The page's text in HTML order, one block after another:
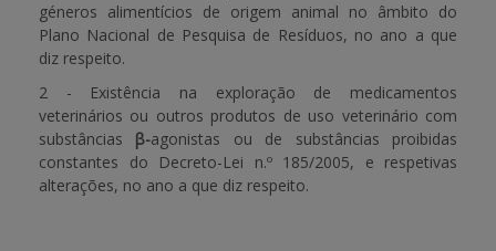
géneros alimentícios de origem animal no âmbito do
Plano Nacional de Pesquisa de Resíduos, no ano a que
diz respeito.
2 - Existência na exploração de medicamentos
veterinários ou outros produtos de uso veterinário com
substâncias β-agonistas ou de substâncias proibidas
constantes do Decreto-Lei n.º 185/2005, e respetivas
alterações, no ano a que diz respeito.